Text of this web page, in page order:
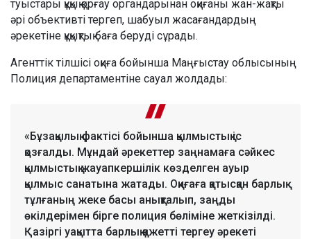
туыстары құқық қорғау органдарынан оқиғаны жан-жақты
әрі объективті тергеп, шабуыл жасағандардың
әрекетіне құқықтық баға беруді сұрады.
Агенттік тілшісі оқиға бойынша Маңғыстау облысының
Полиция департаментіне сауал жолдады:
«Бұзақылық фактісі бойынша қылмыстық іс
қозғалды. Мұндай әрекеттер заңнамаға сәйкес
қылмыстық жауапкершілік көзделген ауыр
қылмыс санатына жатады. Оқиғаға қатысқан барлық
тұлғаның жеке басы анықталып, заңды
өкілдерімен бірге полиция бөліміне жеткізілді.
Қазіргі уақытта барлық қажетті тергеу әрекеті